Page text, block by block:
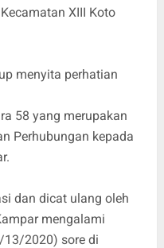
XIII Koto
menyita perhatian
58 yang merupakan
Perhubungan kepada
dan dicat ulang oleh
mengalami
13/2020) sore di